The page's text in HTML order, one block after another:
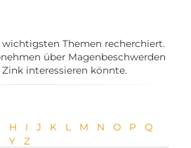
Themen recherchiert.
über Magenbeschwerden
interessieren könnte.
H I J K L M N O P
Q
Y
Z